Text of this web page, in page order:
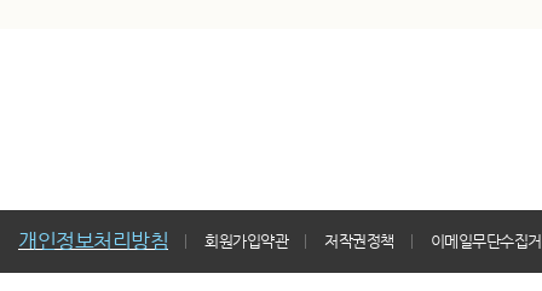
개인정보처리방침 회원가입약관 저작권정책 이메일무단수집